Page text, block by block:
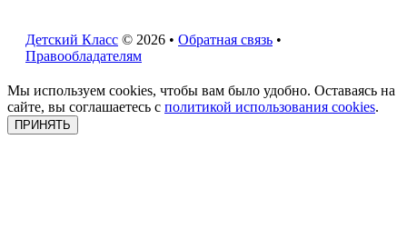
Детский Класс © 2026 • Обратная связь •
Правообладателям
Мы используем cookies, чтобы вам было удобно. Оставаясь на
сайте, вы соглашаетесь с политикой использования cookies.
ПРИНЯТЬ